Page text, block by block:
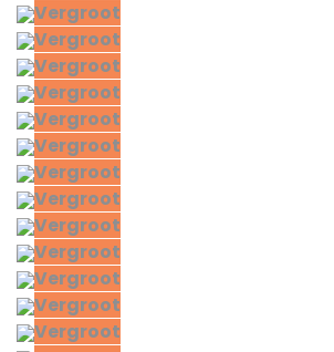
Vergroot
Vergroot
Vergroot
Vergroot
Vergroot
Vergroot
Vergroot
Vergroot
Vergroot
Vergroot
Vergroot
Vergroot
Vergroot